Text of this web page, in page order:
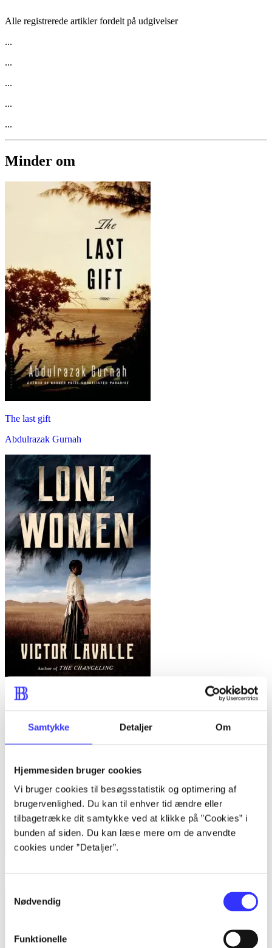
Samtykke Detaljer Om
Hjemmesiden bruger cookies
Vi bruger cookies til besøgsstatistik og optimering af
brugervenlighed. Du kan til enhver tid ændre eller
tilbagetrække dit samtykke ved at klikke på ”Cookies” i
bunden af siden. Du kan læse mere om de anvendte
cookies under ”Detaljer”.
Nødvendig
Funktionelle
Alle registrerede artikler fordelt på udgivelser
...
...
...
...
...
Minder om
The last gift
Abdulrazak Gurnah
Lone women : a novel